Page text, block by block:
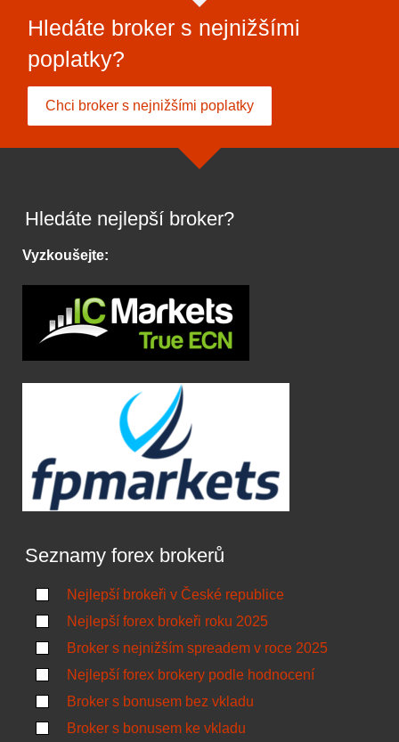
Hledáte broker s nejnižšími
poplatky?
Chci broker s nejnižšími poplatky
Hledáte nejlepší broker?
Vyzkoušejte:
Seznamy forex brokerů
Nejlepší brokeři v České republice
Nejlepší forex brokeři roku 2025
Broker s nejnižším spreadem v roce 2025
Nejlepší forex brokery podle hodnocení
Broker s bonusem bez vkladu
Broker s bonusem ke vkladu